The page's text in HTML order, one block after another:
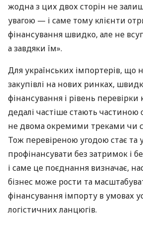
жодна з цих двох сторін не
увагою — і саме тому клієнти
фінансування швидко, але не
а завдяки їм».
Для українських імпортерів, що
закупівлі на нових ринках,
фінансування і рівень перевірки
дедалі частіше стають частиною
не двома окремими треками чи
Тож перевіреною угодою стає та
профінансувати без затримок і
і саме це поєднання визначає,
бізнес може рости та
фінансування імпорту в умовах
логістичних ланцюгів.